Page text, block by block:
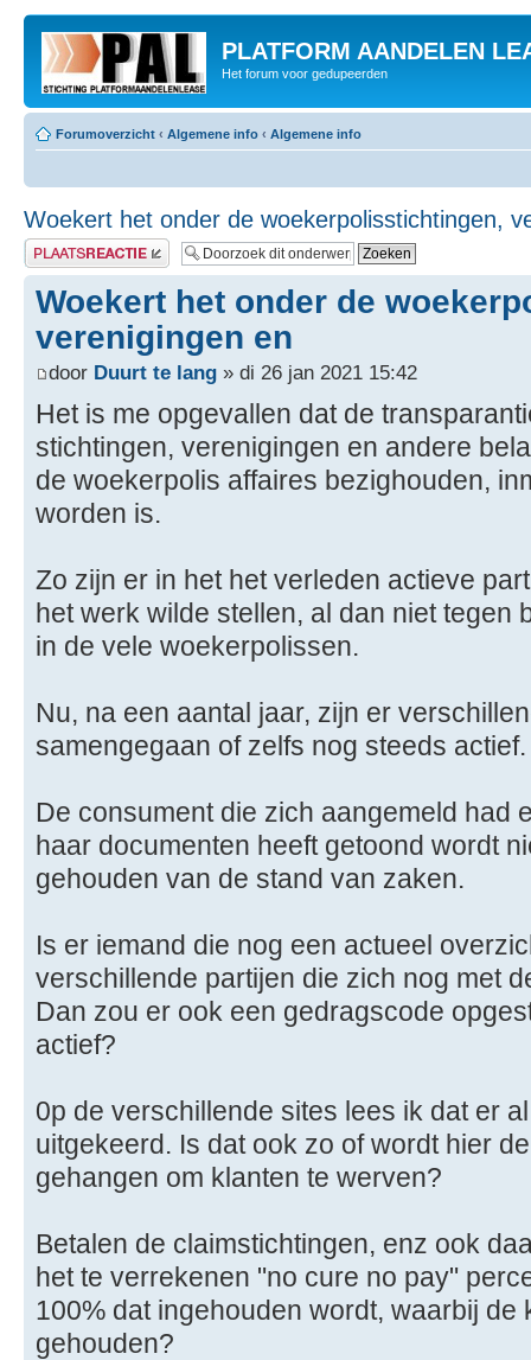
PLATFORM AANDELEN
Het forum voor gedupeerden
Forumoverzicht ‹ Algemene info ‹ Algemene info
Woekert het onder de woekerpolisstichtingen,
Plaats een reactie
Woekert het onder de
verenigingen en
door Duurt te lang » di 26 jan 2021 15:42
Het is me opgevallen dat de
stichtingen, verenigingen en andere
de woekerpolis affaires bezighouden,
worden is.
Zo zijn er in het het verleden actieve
het werk wilde stellen, al dan niet tegen
in de vele woekerpolissen.
Nu, na een aantal jaar, zijn er
samengegaan of zelfs nog steeds actief.
De consument die zich aangemeld had
haar documenten heeft getoond wordt
gehouden van de stand van zaken.
Is er iemand die nog een actueel
verschillende partijen die zich nog met
Dan zou er ook een gedragscode
actief?
0p de verschillende sites lees ik dat er
uitgekeerd. Is dat ook zo of wordt hier
gehangen om klanten te werven?
Betalen de claimstichtingen, enz ook
het te verrekenen "no cure no pay"
100% dat ingehouden wordt, waarbij de
gehouden?